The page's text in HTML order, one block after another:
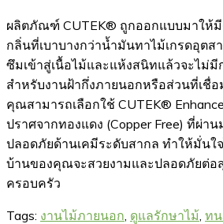
ผลิตภัณฑ์ CUTEK® ถูกออกแบบมาให้
กลิ่นที่เบาบางกว่าน้ำมันทาไม้เกรดอุตส
ซึมเข้าสู่เนื้อไม้และแห้งสนิทแล้วจะไม่
สำหรับงานฝ้ากึ่งภายนอกหรือส่วนที่เชื่
คุณสามารถเลือกใช้ CUTEK®
ปราศจากทองแดง (Copper Free) ที่ผ่า
ปลอดภัยด้านเคมีระดับสากล ทำให้มั่นใ
บ้านของคุณจะสวยงามและปลอดภัยต่
ครอบครัว
Tags: งานไม้ภายนอก ดูแลรักษาไม้ ท